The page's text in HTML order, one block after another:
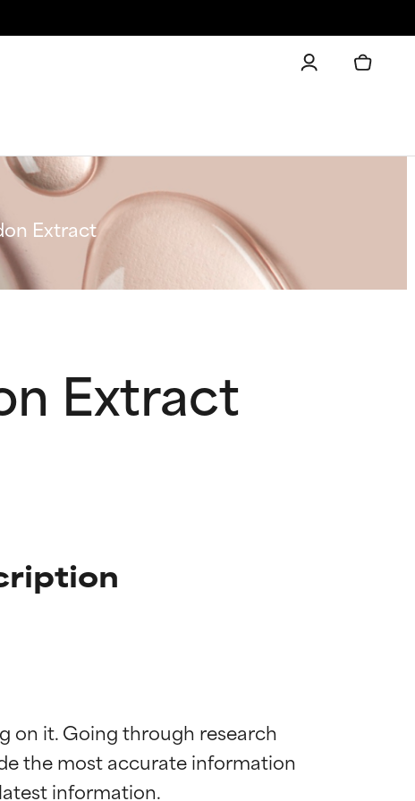
Extract
Extract
on it. Going through research
the most accurate information